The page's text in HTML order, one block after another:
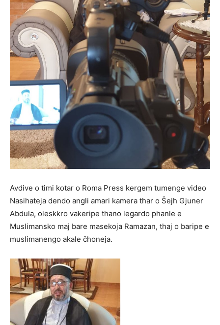
Avdive o timi kotar o Roma Press kergem tumenge video
Nasihateja dendo angli amari kamera thar o Šejh Gjuner
Abdula, oleskkro vakeripe thano legardo phanle e
Muslimansko maj bare masekoja Ramazan, thaj o baripe e
muslimanengo akale čhoneja.